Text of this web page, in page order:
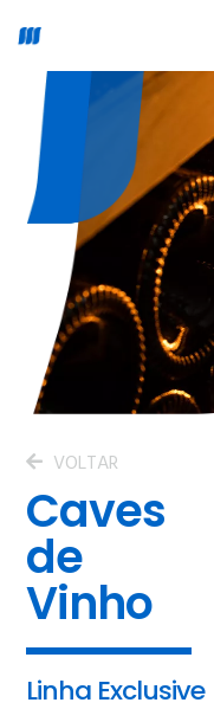
VOLTAR
Caves
de
Vinho
Linha Exclusive